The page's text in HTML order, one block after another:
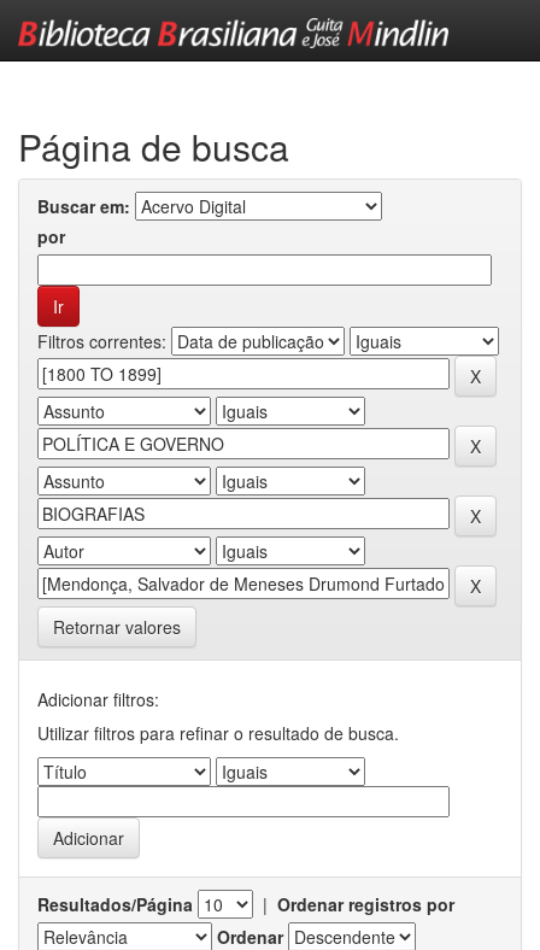
Página de busca
Buscar em:
por
Filtros correntes:
Retornar valores
Adicionar filtros:
Utilizar filtros para refinar o resultado de busca.
Resultados/Página | Ordenar registros por
Ordenar